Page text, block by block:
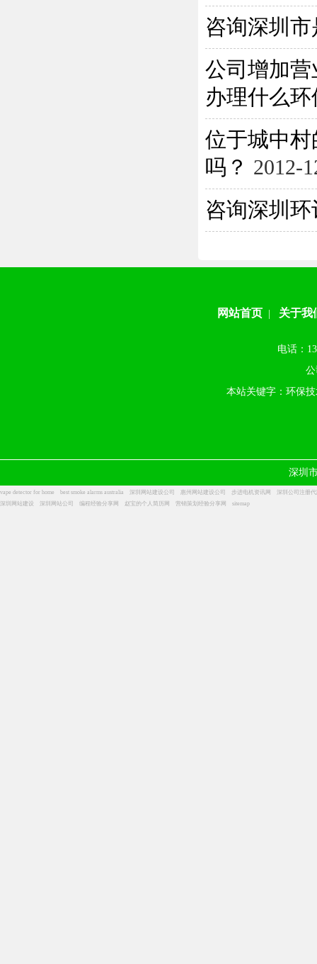
咨询深圳
公司增加
办理什么
位于城中
吗？ 2012-
咨询深圳
网站首页 关于我
电话：
本站关键字：环保
深圳
vape detector for home best smoke alarms australia 深圳网站建设公司 惠州网站建设公司 步进电机资讯网
深圳公司注册
深圳网站建设
深圳网站公司 编程经验分享网 赵宝的个人简历网 营销策划经验分享网 sitemap